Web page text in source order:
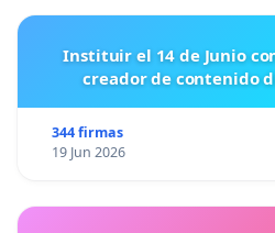
Instituir el 14 de Junio
creador de contenido
344 firmas
19 Jun 2026